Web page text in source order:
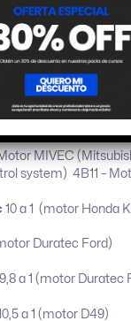
en
y el
a 1 (motor X20SE)
MIVEC
system) 4B11 –
10 a 1 (motor Honda
Duratec Ford)
9,8 a 1 (motor Duratec
a 1 (motor D49)